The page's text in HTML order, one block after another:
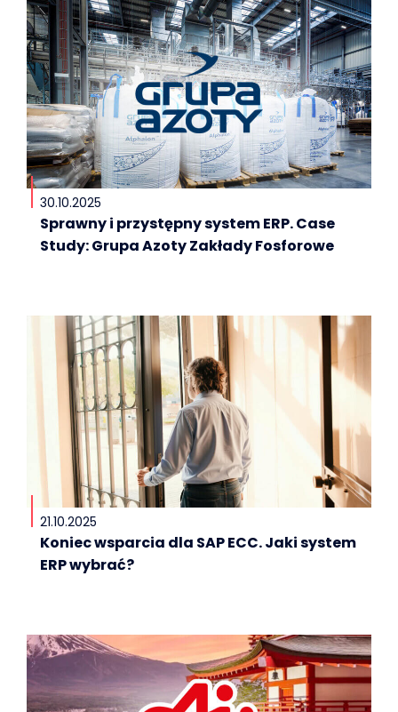
30.10.2025
Sprawny i przystępny system ERP. Case
Study: Grupa Azoty Zakłady Fosforowe
21.10.2025
Koniec wsparcia dla SAP ECC. Jaki system
ERP wybrać?